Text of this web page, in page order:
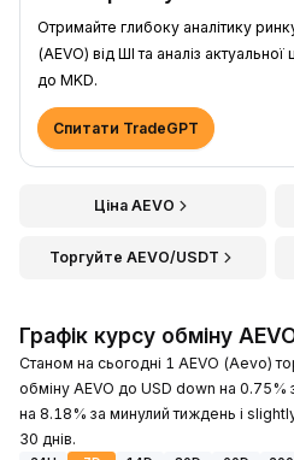
Отримайте глибоку аналітику
(AEVO) від ШІ та аналіз актуальної
до MKD.
Спитати TradeGPT
Ціна AEVO
Торгуйте AEVO/USDT
Графік курсу обміну
Станом на сьогодні 1 AEVO (Aevo)
обміну AEVO до USD down на 0.75%
на 8.18% за минулий тиждень і
30 днів.